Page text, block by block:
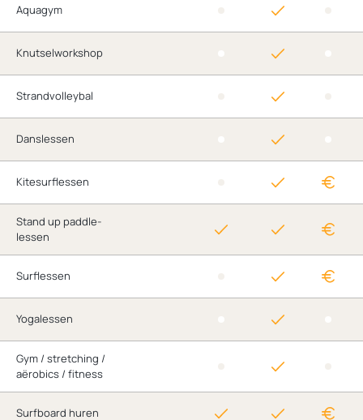
Aquagym
Knutselworkshop
Strandvolleybal
Danslessen
Kitesurflessen
Stand up paddle-
lessen
Surflessen
Yogalessen
Gym / stretching /
aërobics / fitness
Surfboard huren